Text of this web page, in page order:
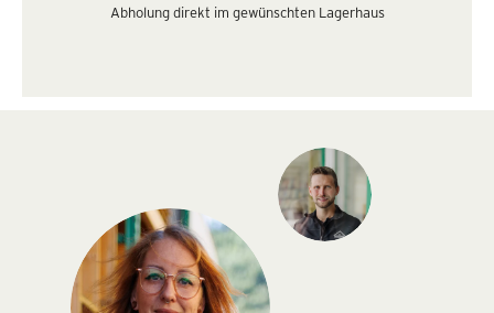
Abholung direkt im gewünschten Lagerhaus